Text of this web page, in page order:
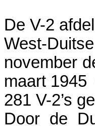
De V-2
West-
november
maart 1945
281 V-2’s
Door de